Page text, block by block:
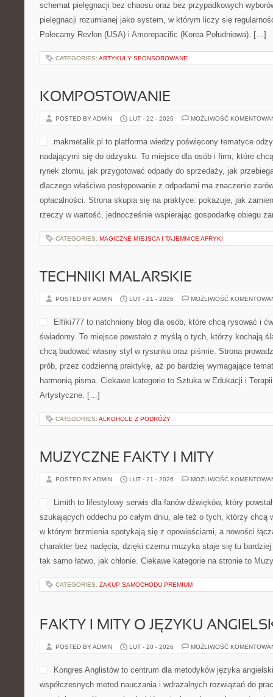
schemat pielęgnacji bez chaosu oraz bez przypadkowych
pielęgnacji rozumianej jako system, w którym liczy się
Polecamy Revlon (USA) i Amorepacific (Korea Południowa). […]
CATEGORIES: ARTYKUŁY SPONSOROWANE
KOMPOSTOWANIE
POSTED BY ADMIN LUT - 22 - 2026 MOŻLIWOŚĆ
makmetalik.pl to platforma wiedzy poświęcony tematyce
nadającymi się do odzysku. To miejsce dla osób i firm, które
rynek złomu, jak przygotować odpady do sprzedaży, jak
dlaczego właściwe postępowanie z odpadami ma znaczenie
opłacalności. Strona skupia się na praktyce: pokazuje, jak
rzeczy w wartość, jednocześnie wspierając gospodarkę obiegu
CATEGORIES: MAGICZNE MIEJSCA I TAJEMNICE AFRYKI
TECHNIKI MALARSKIE
POSTED BY ADMIN LUT - 21 - 2026 MOŻLIWOŚĆ
Elfiki777 to natchniony blog dla osób, które chcą rysować i
świadomy. To miejsce powstało z myślą o tych, którzy kochają
chcą budować własny styl w rysunku oraz piśmie. Strona
prób, przez codzienną praktykę, aż po bardziej wymagające
harmonią pisma. Ciekawe kategorie to Sztuka w Edukacji i
Artystyczne. […]
CATEGORIES: ALKOHOLE Z PODRÓŻY
MUZYCZNE FAKTY I MITY
POSTED BY ADMIN LUT - 21 - 2026 MOŻLIWOŚĆ
Limith to lifestylowy serwis dla fanów dźwięków, który
szukających oddechu po całym dniu, ale też o tych, którzy chcą
w którym brzmienia spotykają się z opowieściami, a nowości
charakter bez nadęcia, dzięki czemu muzyka staje się tu
tak samo łatwo, jak chłonie. Ciekawe kategorie na stronie to
CATEGORIES: ZAKUP SAMOCHODU PREMIUM
FAKTY I MITY O JĘZYKU
POSTED BY ADMIN LUT - 20 - 2026 MOŻLIWOŚĆ
Kongres Anglistów to centrum dla metodyków języka
współczesnych metod nauczania i wdrażalnych rozwiązań do